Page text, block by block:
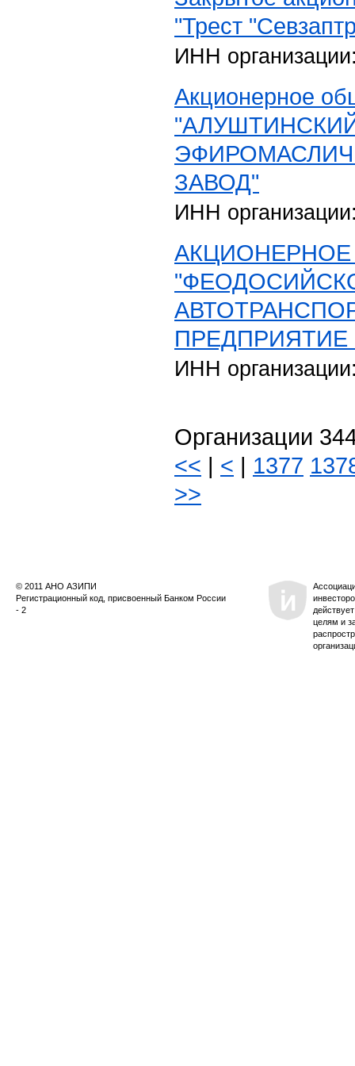
"Трест
ИНН
Акционерное
ЗАВОД"
ИНН
ПРЕДПРИЯТИЕ
ИНН
Организации
<< | < | 1377
>>
© 2011 АНО АЗИПИ
Регистрационный код, присвоенный Банком России
- 2
целям и